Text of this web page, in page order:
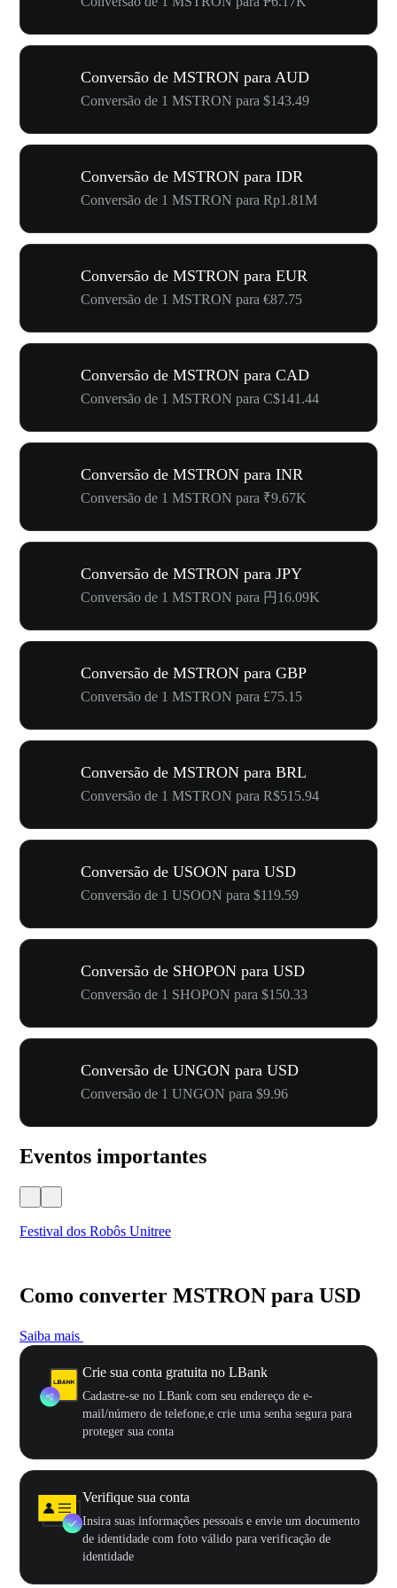
Conversão de MSTRON para AUD
Conversão de 1 MSTRON para $143.49
Conversão de MSTRON para IDR
Conversão de 1 MSTRON para Rp1.81M
Conversão de MSTRON para EUR
Conversão de 1 MSTRON para €87.75
Conversão de MSTRON para CAD
Conversão de 1 MSTRON para C$141.44
Conversão de MSTRON para INR
Conversão de 1 MSTRON para ₹9.67K
Conversão de MSTRON para JPY
Conversão de 1 MSTRON para 円16.09K
Conversão de MSTRON para GBP
Conversão de 1 MSTRON para £75.15
Conversão de MSTRON para BRL
Conversão de 1 MSTRON para R$515.94
Conversão de USOON para USD
Conversão de 1 USOON para $119.59
Conversão de SHOPON para USD
Conversão de 1 SHOPON para $150.33
Conversão de UNGON para USD
Conversão de 1 UNGON para $9.96
Eventos importantes
Festival dos Robôs Unitree
Como converter MSTRON para USD
Saiba mais
Crie sua conta gratuita no LBank
Cadastre-se no LBank com seu endereço de e-
mail/número de telefone,e crie uma senha segura para
proteger sua conta
Verifique sua conta
Insira suas informações pessoais e envie um documento
de identidade com foto válido para verificação de
identidade